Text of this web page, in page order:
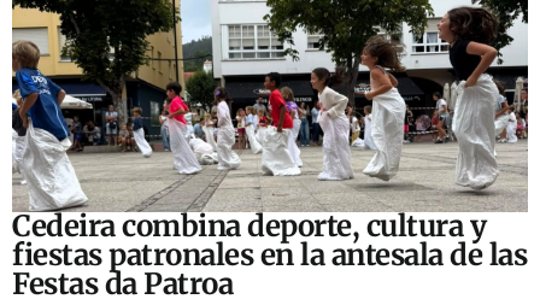
Cedeira combina deporte, cultura y
fiestas patronales en la antesala de las
Festas da Patroa